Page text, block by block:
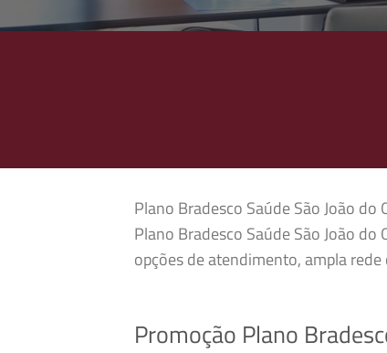
Plano Bradesco Saúde São João
Plano Bradesco Saúde São João
opções de atendimento, ampla
Promoção Plano